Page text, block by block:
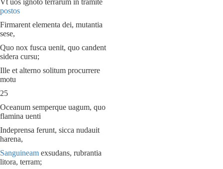
Vt uos ignoto terrarum in tramite
postos
Firmarent elementa dei, mutantia
sese,
Quo nox fusca uenit, quo candent
sidera cursu;
Ille et alterno solitum procurrere
motu
25
Oceanum semperque uagum, quo
flamina uenti
Indeprensa ferunt, sicca nudauit
harena,
Sanguineam exsudans, rubrantia
litora, terram;